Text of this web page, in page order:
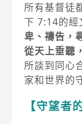
所有基督徒
下 7:14的經
卑、禱告，
從天上垂聽
所談到同心
家和世界的
【守望者